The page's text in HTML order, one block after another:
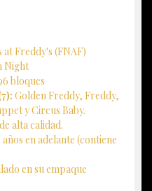
at Freddy's (FNAF)
Night
bloques
Golden Freddy, Freddy,
y Circus Baby.
alta calidad.
años en adelante (contiene
en su empaque